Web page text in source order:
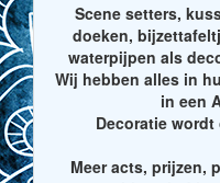
Scene setters,
doeken,
waterpijpen als
Wij hebben alles in
in een
Decoratie
Meer acts, prijzen,